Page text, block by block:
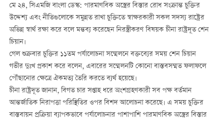
মে ২৪, সিএমজি বাংলা ডেস্ক: পারমাণবিক অস্ত্রের বিস্তার রোধ সংক্রান্ত চুক্তির
উদ্দেশ্য এবং নীতিগুলোকে সমুন্নত রাখা চুক্তিতে স্বাক্ষরকারী সকল সদস্য রাষ্ট্রের
অভিন্ন স্বার্থ রক্ষা করে বলে মন্তব্য করেছেন নিরস্ত্রীকরণ বিষয়ক চীনা রাষ্ট্রদূত শেন
চিয়ান।
গেল শুক্রবার চুক্তির ১১তম পর্যালোচনা সম্মেলনে বক্তব্যের সময় শেন চিয়ান
গভীর দুঃখ প্রকাশ করে বলেন, এবারের সম্মেলনটি কোনো বাস্তবসম্মত ফলাফলে
পৌঁছানোর ক্ষেত্রে ঐকমত্য তৈরি করতে ব্যর্থ হয়েছে।
চীনা রাষ্ট্রদূত জানান, বিগত চার সপ্তাহ ধরে অংশগ্রহণকারী সব পক্ষ বর্তমান
আন্তর্জাতিক নিরাপত্তা পরিস্থিতির ওপর বিশদ আলোচনা করেছে। এ সময় চুক্তির
বাস্তবায়ন প্রক্রিয়া ব্যাপকভাবে পর্যালোচনার পাশাপাশি পারমাণবিক অস্ত্রের বিস্তার